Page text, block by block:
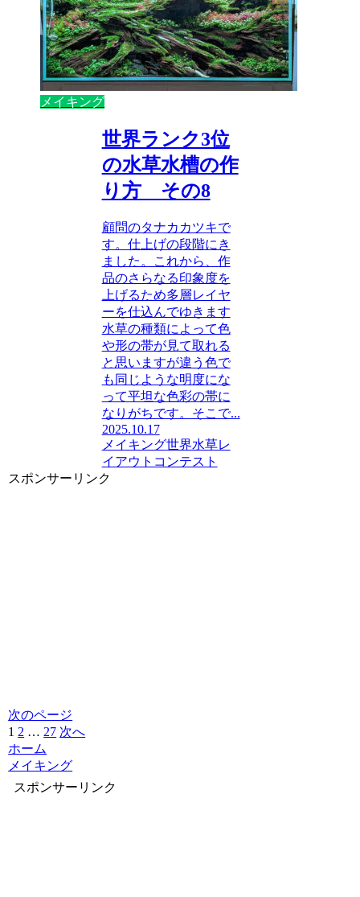
メイキング
世界ランク3位
の水草水槽の作
り方 その8
顧問のタナカカツキで
す。仕上げの段階にき
ました。これから、作
品のさらなる印象度を
上げるため多層レイヤ
ーを仕込んでゆきます
水草の種類によって色
や形の帯が見て取れる
と思いますが違う色で
も同じような明度にな
って平坦な色彩の帯に
なりがちです。そこで...
2025.10.17
メイキング世界水草レ
イアウトコンテスト
スポンサーリンク
次のページ
1 2 … 27 次へ
ホーム
メイキング
スポンサーリンク